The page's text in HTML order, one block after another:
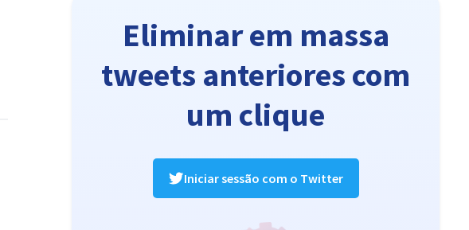
Eliminar em massa
tweets anteriores com
um clique
Iniciar sessão com o Twitter